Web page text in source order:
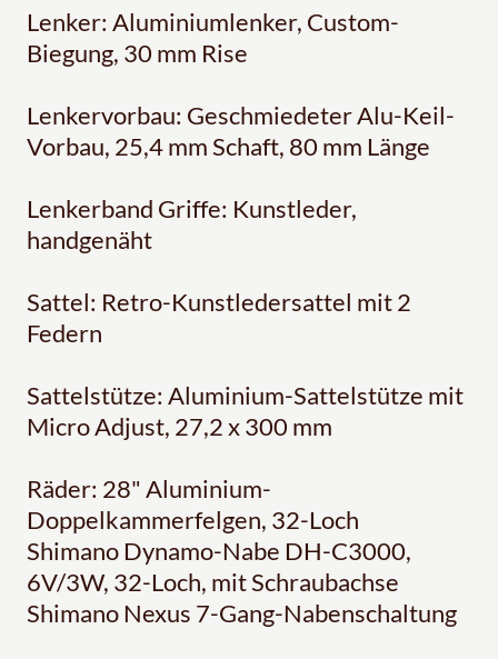
Lenker: Aluminiumlenker, Custom-
Biegung, 30 mm Rise
Lenkervorbau: Geschmiedeter Alu-Keil-
Vorbau, 25,4 mm Schaft, 80 mm Länge
Lenkerband Griffe: Kunstleder,
handgenäht
Sattel: Retro-Kunstledersattel mit 2
Federn
Sattelstütze: Aluminium-Sattelstütze mit
Micro Adjust, 27,2 x 300 mm
Räder: 28" Aluminium-
Doppelkammerfelgen, 32-Loch
Shimano Dynamo-Nabe DH-C3000,
6V/3W, 32-Loch, mit Schraubachse
Shimano Nexus 7-Gang-Nabenschaltung